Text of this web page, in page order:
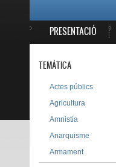
PRESENTACIÓ
TEMÀTICA
Actes públics
Agricultura
Amnistia
Anarquisme
Armament